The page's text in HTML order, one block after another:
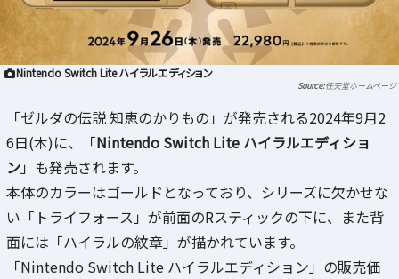
Nintendo Switch Lite ハイラルエディション
任天堂ホームページ
「ゼルダの伝説 知恵のかりもの」が発売される2024年9月2
6日(木)に、「Nintendo Switch Lite ハイラルエディショ
ン」も発売されます。
本体のカラーはゴールドとなっており、シリーズに欠かせな
い「トライフォース」が前面のRスティックの下に、また背
面には「ハイラルの紋章」が描かれています。
「Nintendo Switch Lite ハイラルエディション」の販売価